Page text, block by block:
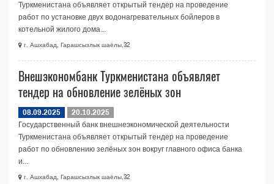
Туркменистана объявляет открытый тендер на проведение
работ по установке двух водонагревательных бойлеров в
котельной жилого дома...
г. Ашхабад, Гарашсызлык шаёлы,32
Внешэкономбанк Туркменистана объявляет
тендер на обновление зелёных зон
08.09.2025
20.10.2025
Государственный банк внешнеэкономической деятельности
Туркменистана объявляет открытый тендер на проведение
работ по обновлению зелёных зон вокруг главного офиса банка
и...
г. Ашхабад, Гарашсызлык шаёлы,32